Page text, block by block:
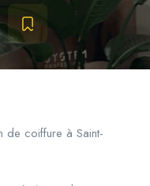
de coiffure à Saint-